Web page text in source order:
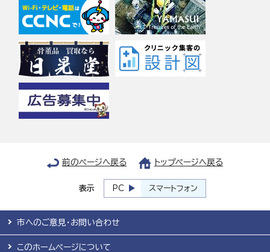
前のページへ戻る トップページへ戻る
表示 PC スマートフォン
市へのご意見・お問い合わせ
このホームページについて